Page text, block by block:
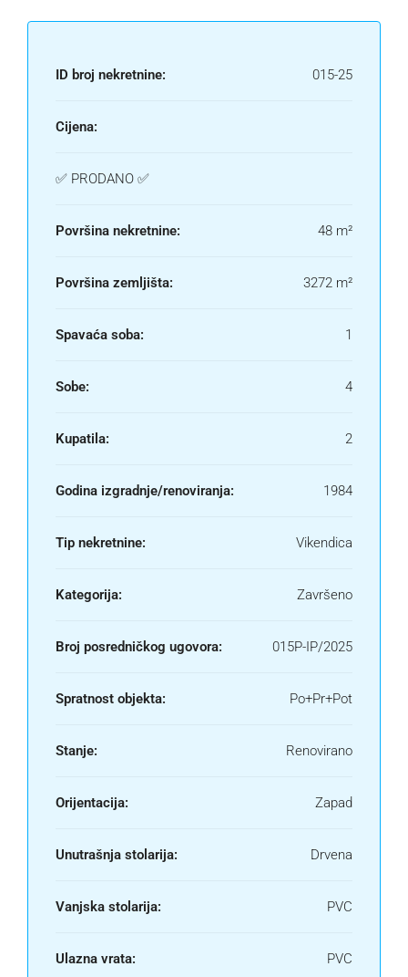
ID broj nekretnine: 015-25
Cijena:
✅ PRODANO ✅
Površina nekretnine: 48 m²
Površina zemljišta: 3272 m²
Spavaća soba: 1
Sobe: 4
Kupatila: 2
Godina izgradnje/renoviranja: 1984
Tip nekretnine: Vikendica
Kategorija: Završeno
Broj posredničkog ugovora: 015P-IP/2025
Spratnost objekta: Po+Pr+Pot
Stanje: Renovirano
Orijentacija: Zapad
Unutrašnja stolarija: Drvena
Vanjska stolarija: PVC
Ulazna vrata: PVC